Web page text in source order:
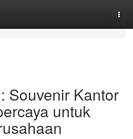
Souvenir Kantor
untuk